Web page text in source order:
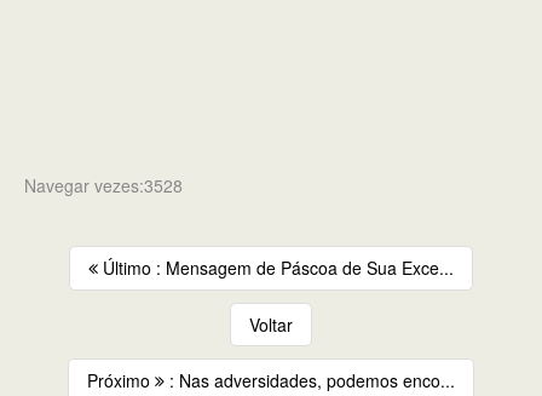
Navegar vezes:3528
Último : Mensagem de Páscoa de Sua Exce...
Voltar
Próximo : Nas adversidades, podemos enco...